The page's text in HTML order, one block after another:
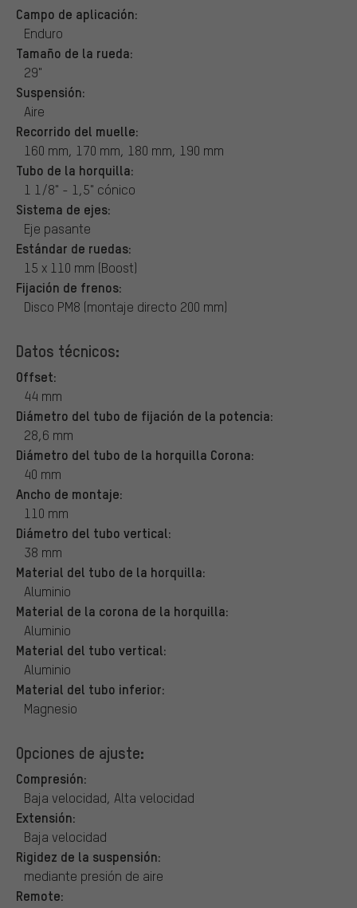
Campo de aplicación:
Enduro
Tamaño de la rueda:
29"
Suspensión:
Aire
Recorrido del muelle:
160 mm, 170 mm, 180 mm, 190 mm
Tubo de la horquilla:
1 1/8" - 1,5" cónico
Sistema de ejes:
Eje pasante
Estándar de ruedas:
15 x 110 mm (Boost)
Fijación de frenos:
Disco PM8 (montaje directo 200 mm)
Datos técnicos:
Offset:
44 mm
Diámetro del tubo de fijación de la potencia:
28,6 mm
Diámetro del tubo de la horquilla Corona:
40 mm
Ancho de montaje:
110 mm
Diámetro del tubo vertical:
38 mm
Material del tubo de la horquilla:
Aluminio
Material de la corona de la horquilla:
Aluminio
Material del tubo vertical:
Aluminio
Material del tubo inferior:
Magnesio
Opciones de ajuste:
Compresión:
Baja velocidad, Alta velocidad
Extensión:
Baja velocidad
Rigidez de la suspensión:
mediante presión de aire
Remote: